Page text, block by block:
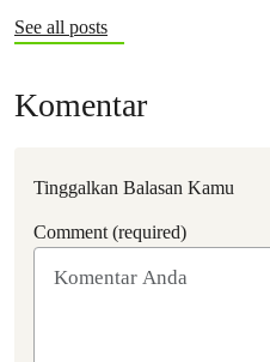
See all posts
Komentar
Tinggalkan Balasan Kamu
Comment (required)